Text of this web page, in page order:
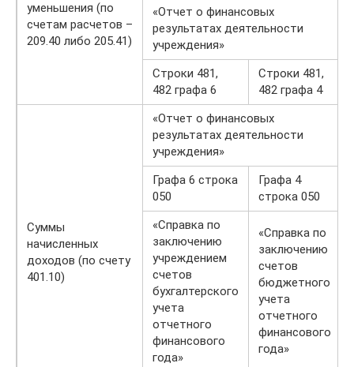
уменьшения (по
счетам расчетов –
209.40 либо 205.41)
«Отчет о финансовых
результатах деятельности
учреждения»
Строки 481,
482 графа 6
Строки 481,
482 графа 4
Суммы
начисленных
доходов (по счету
401.10)
«Отчет о финансовых
результатах деятельности
учреждения»
Графа 6 строка
050
Графа 4
строка 050
«Справка по
заключению
учреждением
счетов
бухгалтерского
учета
отчетного
финансового
года»
«Справка по
заключению
счетов
бюджетного
учета
отчетного
финансового
года»